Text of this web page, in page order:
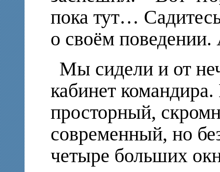
пока тут…
о своём
Мы сидели и от
кабинет
просторный,
современный, но
четыре больших